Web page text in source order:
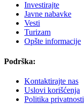
Investirajte
Javne nabavke
Vesti
Turizam
Opšte informacije
Podrška:
Kontaktirajte nas
Uslovi korišćenja
Politika privatnosti